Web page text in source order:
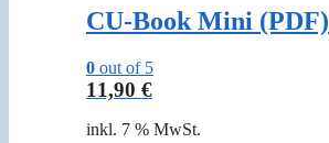
CU-Book Mini (PDF)
0 out of 5
11,90 €
inkl. 7 % MwSt.